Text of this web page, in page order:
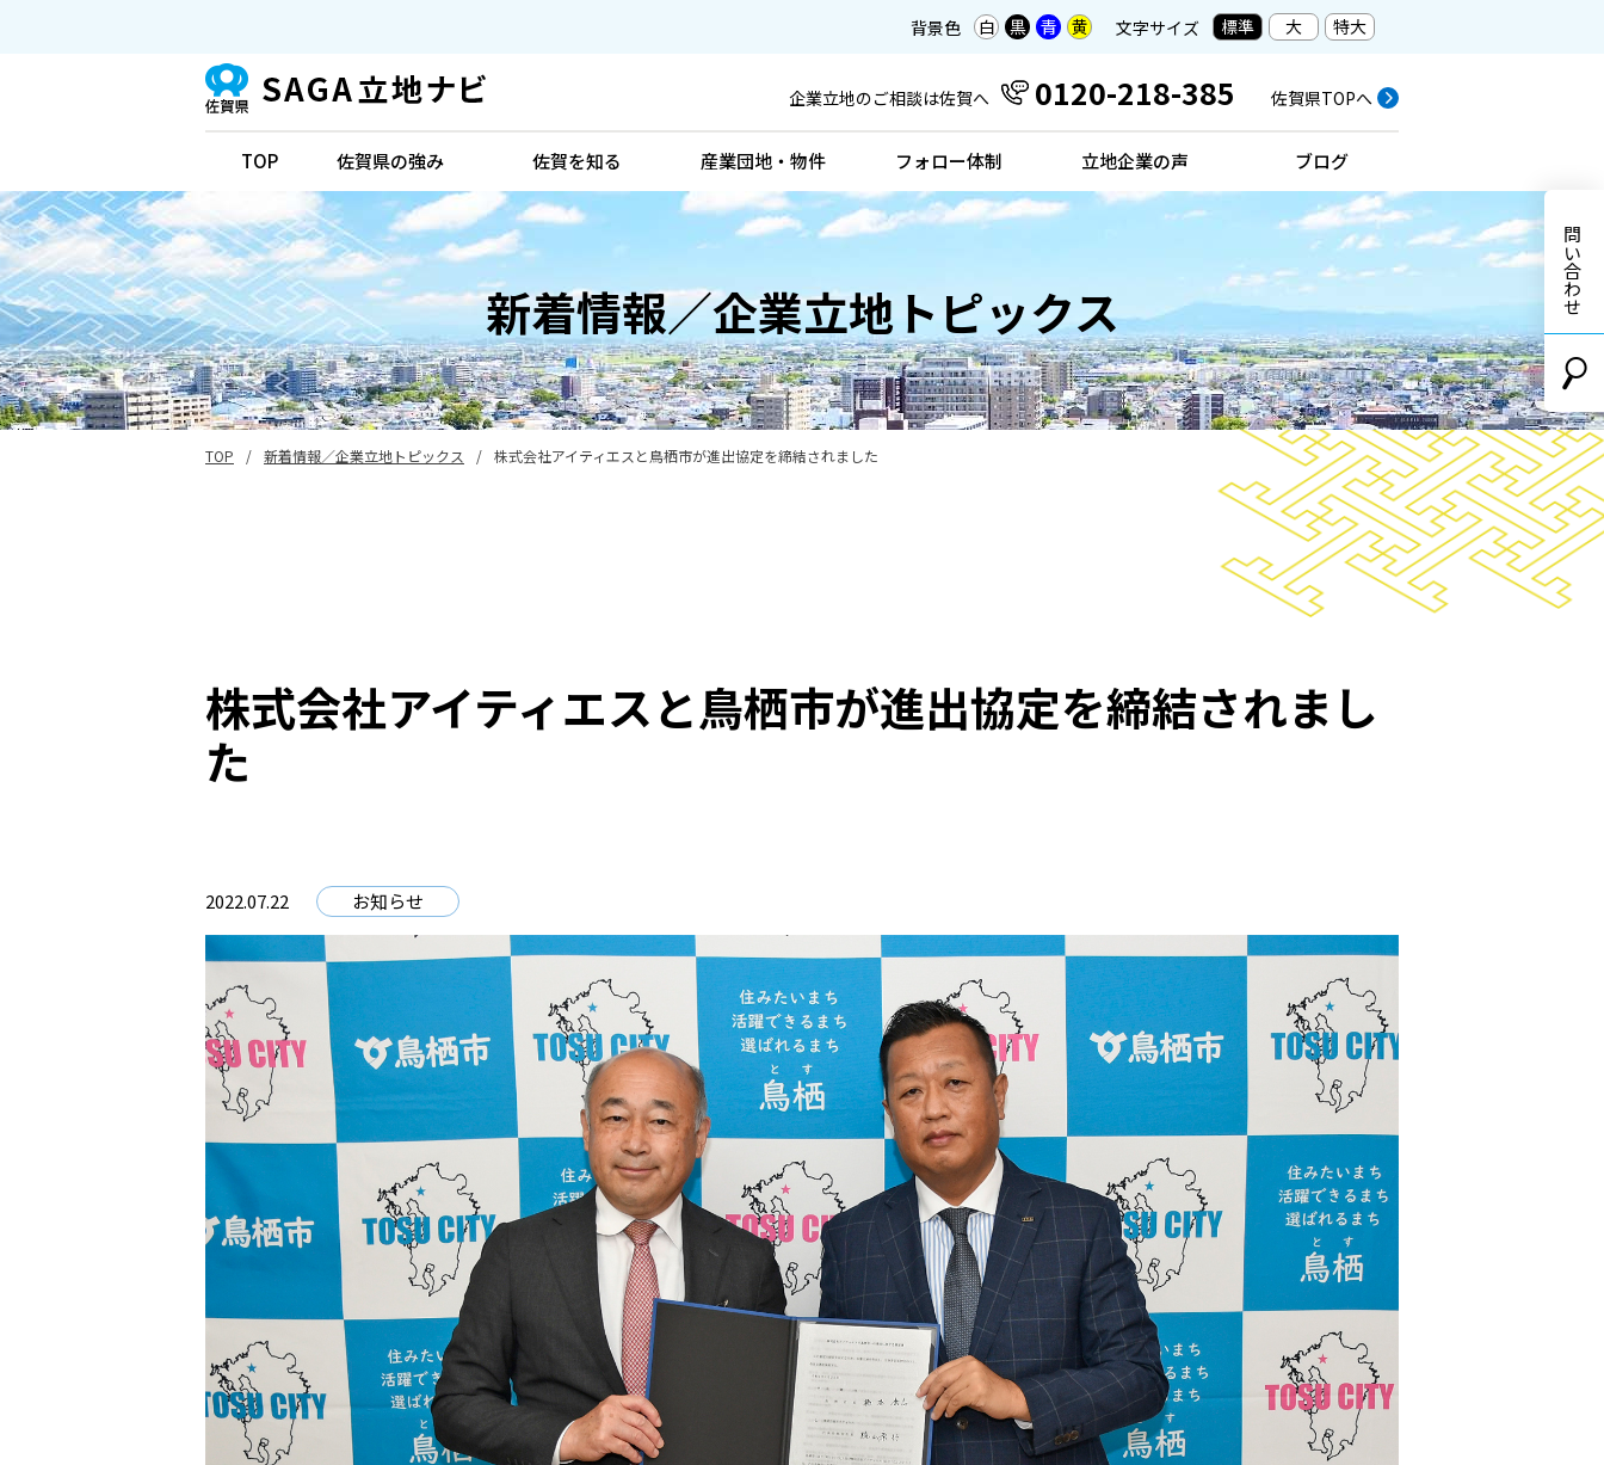
背景色 白 黒 青 黄 文字サイズ 標準 大 特大
企業立地のご相談は佐賀へ 0120-218-385 佐賀県TOPへ
TOP 佐賀県の強み 佐賀を知る 産業団地・物件 フォロー体制 立地企業の声 ブログ
お問い合わせ
新着情報／企業立地トピックス
TOP / 新着情報／企業立地トピックス / 株式会社アイティエスと鳥栖市が進出協定を締結されました
株式会社アイティエスと鳥栖市が進出協定を締結されまし
た
2022.07.22 お知らせ